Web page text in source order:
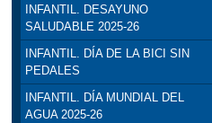
INFANTIL. DESAYUNO
SALUDABLE 2025-26
INFANTIL. DÍA DE LA BICI SIN
PEDALES
INFANTIL. DÍA MUNDIAL DEL
AGUA 2025-26